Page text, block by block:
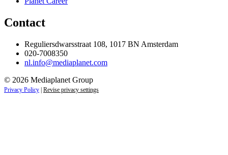
Contact
Reguliersdwarsstraat 108, 1017 BN Amsterdam
020-7008350
nl.info@mediaplanet.com
© 2026 Mediaplanet Group
Privacy Policy | Revise privacy settings